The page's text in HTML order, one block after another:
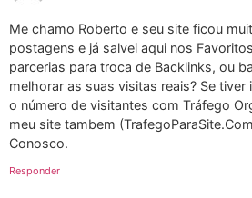
Me chamo Roberto e seu site ficou
postagens e já salvei aqui nos
parcerias para troca de Backlinks, ou
melhorar as suas visitas reais? Se
o número de visitantes com Tráfego
meu site tambem
Conosco.
Responder